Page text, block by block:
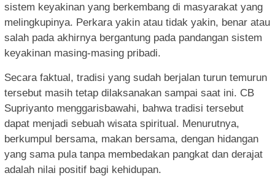
sistem keyakinan yang berkembang di masyarakat yang
melingkupinya. Perkara yakin atau tidak yakin, benar atau
salah pada akhirnya bergantung pada pandangan sistem
keyakinan masing-masing pribadi.
Secara faktual, tradisi yang sudah berjalan turun temurun
tersebut masih tetap dilaksanakan sampai saat ini. CB
Supriyanto menggarisbawahi, bahwa tradisi tersebut
dapat menjadi sebuah wisata spiritual. Menurutnya,
berkumpul bersama, makan bersama, dengan hidangan
yang sama pula tanpa membedakan pangkat dan derajat
adalah nilai positif bagi kehidupan.